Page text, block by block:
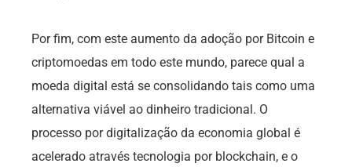
Por fim, com este aumento da adoção por Bitcoin e
criptomoedas em todo este mundo, parece qual a
moeda digital está se consolidando tais como uma
alternativa viável ao dinheiro tradicional. O
processo por digitalização da economia global é
acelerado através tecnologia por blockchain, e o